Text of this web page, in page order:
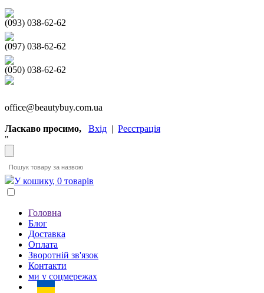
(093) 038-62-62
(097) 038-62-62
(050) 038-62-62
office@beautybuy.com.ua
Ласкаво просимо, Вхід | Реєстрація
"
У кошику, 0 товарів
Головна
Блог
Доставка
Оплата
Зворотній зв'язок
Контакти
ми у соцмережах